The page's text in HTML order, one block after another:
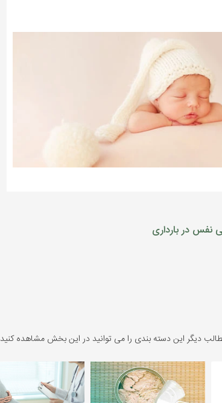
نفس در بارداری
دیگر این دسته بندی را می توانید در این بخش مشاهده کنید